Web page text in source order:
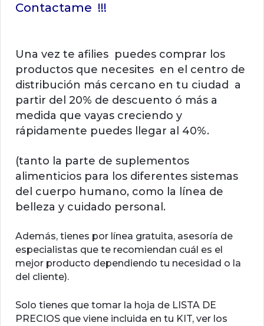
Contactame !!!
Una vez te afilies puedes comprar los
productos que necesites en el centro de
distribución más cercano en tu ciudad a
partir del 20% de descuento ó más a
medida que vayas creciendo y
rápidamente puedes llegar al 40%.
(tanto la parte de suplementos
alimenticios para los diferentes sistemas
del cuerpo humano, como la línea de
belleza y cuidado personal.
Además, tienes por línea gratuita, asesoría de
especialistas que te recomiendan cuál es el
mejor producto dependiendo tu necesidad o la
del cliente).
Solo tienes que tomar la hoja de LISTA DE
PRECIOS que viene incluida en tu KIT, ver los